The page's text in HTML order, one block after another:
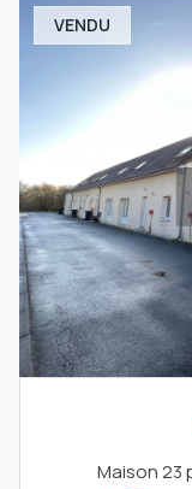
VENDU